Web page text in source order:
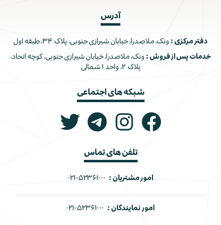
آدرس
دفتر مرکزی : ونک، ملاصدرا، خیابان شیرازی جنوبی، پلاک ۳۴، طبقه اول
خدمات پس از فروش : ونک، ملاصدرا، خیابان شیرازی جنوبی، کوچه اتحاد،
پلاک ۲، واحد ۱ شمالی
شبکه های اجتماعی
تلفن های تماس
امور مشتریان : ۰۲۱-۵۲۳۶۱۰۰۰
امور نمایندگان : ۰۲۱-۵۲۳۶۱۰۰۰